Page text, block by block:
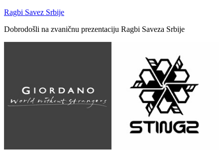
Ragbi Savez Srbije
Dobrodošli na zvaničnu prezentaciju Ragbi Saveza Srbije